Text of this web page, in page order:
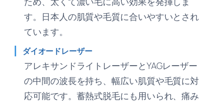
す。日本人の肌質や毛質に合いやすいとされ
ています。
ダイオードレーザー
アレキサンドライトレーザーとYAGレーザー
の中間の波長を持ち、幅広い肌質や毛質に対
応可能です。蓄熱式脱毛にも用いられ、痛み